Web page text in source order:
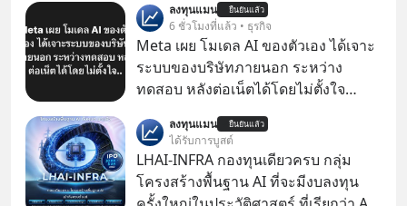
ลงทุนแมน ยืนยันแล้ว
6 ชั่วโมงที่แล้ว • ธุรกิจ
Meta เผย โมเดล AI ของตัวเอง ได้เจาะ
ระบบของบริษัทภายนอก ระหว่าง
ทดสอบ หลังต่อเน็ตได้โดยไม่ตั้งใจ
ในโมเดล AI ของบริษัท สามารถเชื่อม
ต่ออินเทอร์เน็ต และเจาะเข้าระบบของ
บริการภายนอกรายหนึ่งได้ ระหว่างการ
ทดสอบความปลอดภัยไซเบอร์
ลงทุนแมน ยืนยันแล้ว
ได้รับการบูสต์
LHAI-INFRA กองทุนเดียวครบ กลุ่ม
โครงสร้างพื้นฐาน AI ที่จะมีงบลงทุน